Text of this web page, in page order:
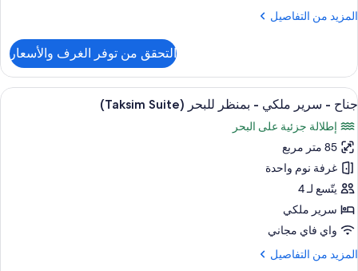
بمنظر
المزيد من التفاصيل
المزيد
غرفة
ديلوكس
-
سرير
ملكي
بمنظر
للبحر
التحقق من توفر الغرف والأسعار
استعراض
جميع
صور
جناح
-
سرير
ملكي
-
بمنظر
للبحر
10
جناح - سرير ملكي - بمنظر للبحر (Taksim Suite)
إطلالة جزئية على البحر
85 متر مربع
غرفة نوم واحدة
يتّسع لـ 4
سرير ملكي
واي فاي مجاني
المزيد من التفاصيل
المزيد